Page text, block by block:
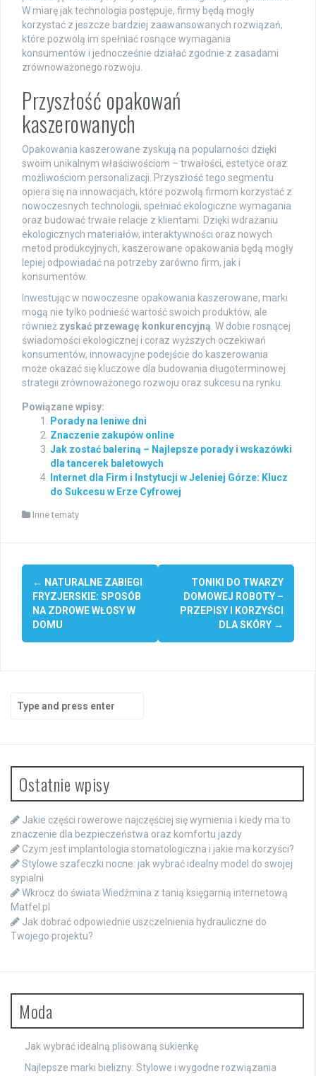
W miarę jak technologia postępuje, firmy będą mogły
korzystać z jeszcze bardziej zaawansowanych rozwiązań,
które pozwolą im spełniać rosnące wymagania
konsumentów i jednocześnie działać zgodnie z zasadami
zrównoważonego rozwoju.
Przyszłość opakowań
kaszerowanych
Opakowania kaszerowane zyskują na popularności dzięki
swoim unikalnym właściwościom – trwałości, estetyce oraz
możliwościom personalizacji. Przyszłość tego segmentu
opiera się na innowacjach, które pozwolą firmom korzystać z
nowoczesnych technologii, spełniać ekologiczne wymagania
oraz budować trwałe relacje z klientami. Dzięki wdrażaniu
ekologicznych materiałów, interaktywności oraz nowych
metod produkcyjnych, kaszerowane opakowania będą mogły
lepiej odpowiadać na potrzeby zarówno firm, jak i
konsumentów.
Inwestując w nowoczesne opakowania kaszerowane, marki
mogą nie tylko podnieść wartość swoich produktów, ale
również zyskać przewagę konkurencyjną . W dobie rosnącej
świadomości ekologicznej i coraz wyższych oczekiwań
konsumentów, innowacyjne podejście do kaszerowania
może okazać się kluczowe dla budowania długoterminowej
strategii zrównoważonego rozwoju oraz sukcesu na rynku.
Powiązane wpisy:
Porady na leniwe dni
Znaczenie zakupów online
Jak zostać baleriną – Najlepsze porady i wskazówki
dla tancerek baletowych
Internet dla Firm i Instytucji w Jeleniej Górze: Klucz
do Sukcesu w Erze Cyfrowej
Inne tematy
Post
navigation
← NATURALNE ZABIEGI
FRYZJERSKIE: SPOSÓB
NA ZDROWE WŁOSY W
DOMU
TONIKI DO TWARZY
DOMOWEJ ROBOTY –
PRZEPISY I KORZYŚCI
DLA SKÓRY →
for:
Ostatnie wpisy
Jakie części rowerowe najczęściej się wymienia i kiedy ma to
znaczenie dla bezpieczeństwa oraz komfortu jazdy
Czym jest implantologia stomatologiczna i jakie ma korzyści?
Stylowe szafeczki nocne: jak wybrać idealny model do swojej
sypialni
Wkrocz do świata Wiedźmina z tanią księgarnią internetową
Matfel.pl
Jak dobrać odpowiednie uszczelnienia hydrauliczne do
Twojego projektu?
Moda
Jak wybrać idealną plisowaną sukienkę
Najlepsze marki bielizny: Stylowe i wygodne rozwiązania